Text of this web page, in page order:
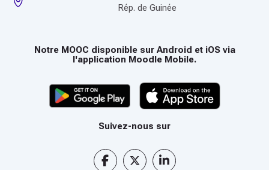
Rép. de Guinée
Notre MOOC disponible sur Android et iOS via
l'application Moodle Mobile.
Suivez-nous sur